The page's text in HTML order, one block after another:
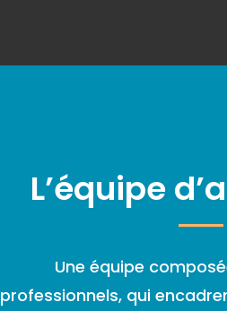
L’équipe
Une équipe
professionnels, qui